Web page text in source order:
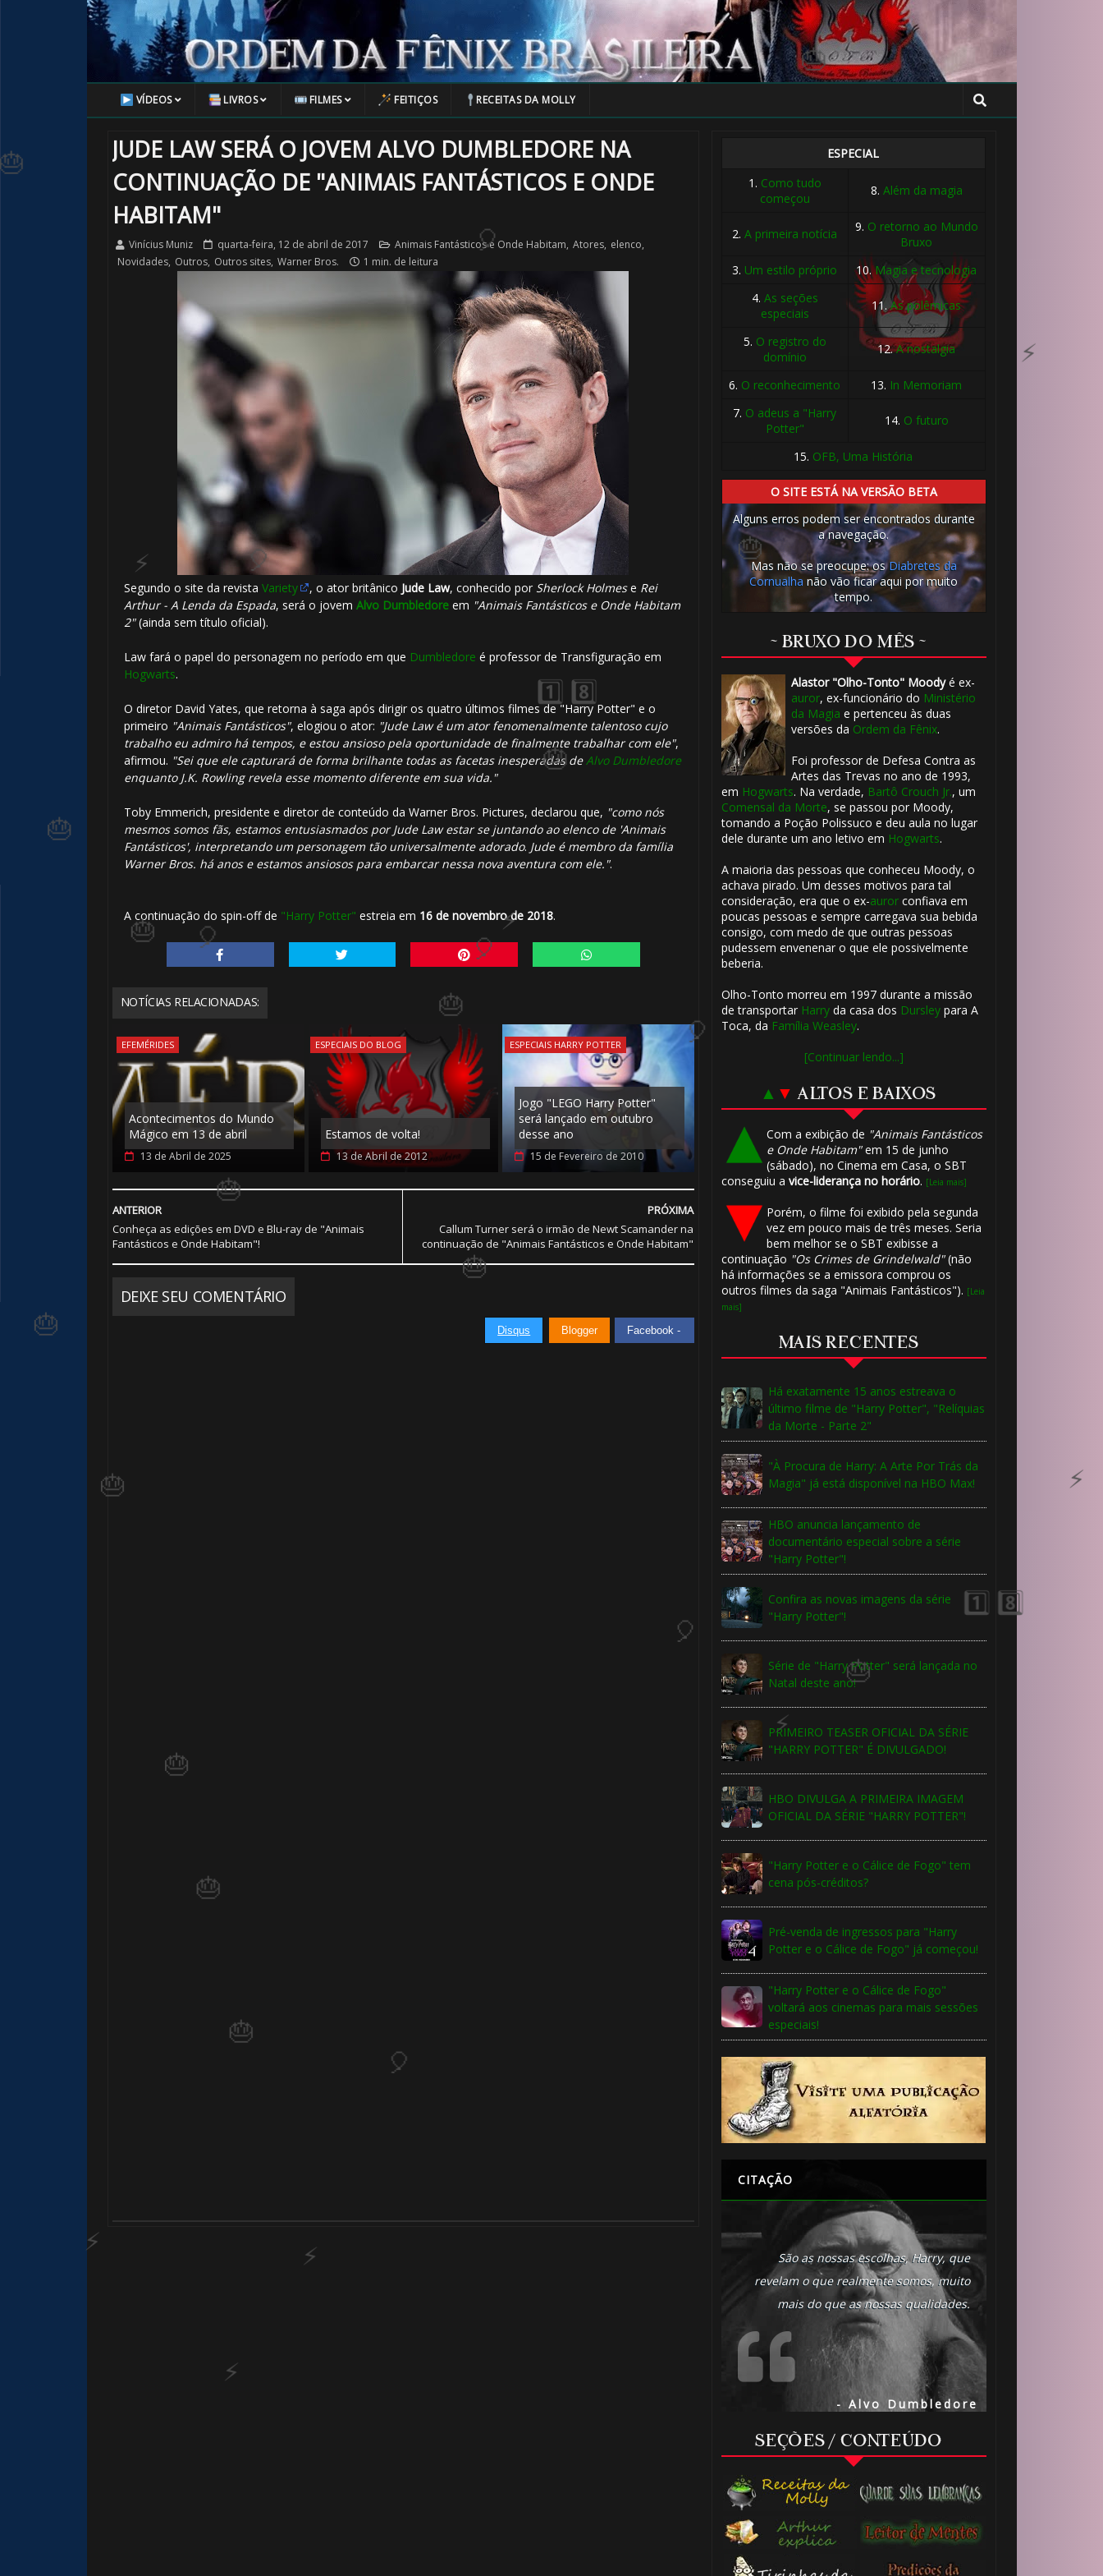
VÍDEOS LIVROS FILMES FEITIÇOS RECEITAS DA MOLLY
JUDE LAW SERÁ O JOVEM ALVO DUMBLEDORE NA
CONTINUAÇÃO DE "ANIMAIS FANTÁSTICOS E ONDE
HABITAM"
Vinícius Muniz quarta-feira, 12 de abril de 2017 Animais Fantásticos e Onde Habitam, Atores, elenco,
Novidades, Outros, Outros sites, Warner Bros. 1 min. de leitura
Segundo o site da revista Variety , o ator britânico Jude Law, conhecido por Sherlock Holmese Rei
Arthur - A Lenda da Espada, será o jovem Alvo Dumbledoreem "Animais Fantásticos e Onde Habitam
2"(ainda sem título oficial).
Law fará o papel do personagem no período em que Dumbledore é professor de Transfiguração em
Hogwarts.
O diretor David Yates, que retorna à saga após dirigir os quatro últimos filmes de "Harry Potter" e o
primeiro "Animais Fantásticos", elogiou o ator: "Jude Law é um ator fenomenalmente talentoso cujo
trabalho eu admiro há tempos, e estou ansioso pela oportunidade de finalmente trabalhar com ele",
afirmou. "Sei que ele capturará de forma brilhante todas as facetas inesperadas deAlvo Dumbledore
enquanto J.K. Rowling revela esse momento diferente em sua vida."
Toby Emmerich, presidente e diretor de conteúdo da Warner Bros. Pictures, declarou que, "como nós
mesmos somos fãs, estamos entusiasmados por Jude Law estar se juntando ao elenco de 'Animais
Fantásticos', interpretando um personagem tão universalmente adorado. Jude é membro da família
Warner Bros. há anos e estamos ansiosos para embarcar nessa nova aventura com ele.".
A continuação do spin-off de "Harry Potter" estreia em 16 de novembro de 2018.
NOTÍCIAS RELACIONADAS:
EFEMÉRIDES
Acontecimentos do Mundo
Mágico em 13 de abril
13 de Abril de 2025
ESPECIAIS DO BLOG
Estamos de volta!
13 de Abril de 2012
ESPECIAIS HARRY POTTER
Jogo "LEGO Harry Potter"
será lançado em outubro
desse ano
15 de Fevereiro de 2010
PRÓXIMA
Callum Turner será o irmão de Newt Scamander na
continuação de "Animais Fantásticos e Onde Habitam"
ANTERIOR
Conheça as edições em DVD e Blu-ray de "Animais
Fantásticos e Onde Habitam"!
DEIXE SEU COMENTÁRIO
Disqus Blogger Facebook -
ESPECIAL
1. Como tudo
começou
8. Além da magia
2.A primeira notícia 9. O retorno ao Mundo
Bruxo
3. Um estilo próprio 10.Magia e tecnologia
4. As seções
especiais
11.As polêmicas
5. O registro do
domínio
12.A nostalgia
6. O reconhecimento 13. In Memoriam
7. O adeus a "Harry
Potter"
14. O futuro
15. OFB, Uma História
O SITE ESTÁ NA VERSÃO BETA
Alguns erros podem ser encontrados durante
a navegação.
Mas não se preocupe: osDiabretes da
Cornualha não vão ficar aqui por muito
tempo.
~ BRUXO DO MÊS ~
Alastor "Olho-Tonto" Moodyé ex-
auror, ex-funcionário do Ministério
da Magia e pertenceu às duas
versões da Ordem da Fênix.
Foi professor de Defesa Contra as
Artes das Trevas no ano de 1993,
em Hogwarts. Na verdade, Bartô Crouch Jr., um
Comensal da Morte, se passou por Moody,
tomando a Poção Polissuco e deu aula no lugar
dele durante um ano letivo em Hogwarts.
A maioria das pessoas que conheceu Moody, o
achava pirado. Um desses motivos para tal
consideração, era que o ex-aurorconfiava em
poucas pessoas e sempre carregava sua bebida
consigo, com medo de que outras pessoas
pudessem envenenar o que ele possivelmente
beberia.
Olho-Tonto morreu em 1997 durante a missão
de transportar Harryda casa dos Dursleypara A
Toca, da Família Weasley.
[Continuar lendo...]
▲ ▼ ALTOS E BAIXOS
Com a exibição de "Animais Fantásticos
e Onde Habitam"em 15 de junho
(sábado), no Cinema em Casa, o SBT
conseguiu a vice-liderança no horário. [Leia mais]
Porém, o filme foi exibido pela segunda
vez em pouco mais de três meses. Seria
bem melhor se o SBT exibisse a
continuação "Os Crimes de Grindelwald"(não
há informações se a emissora comprou os
outros filmes da saga "Animais Fantásticos"). [Leia
mais]
MAIS RECENTES
Há exatamente 15 anos estreava o
último filme de "Harry Potter", "Relíquias
da Morte - Parte 2"
"À Procura de Harry: A Arte Por Trás da
Magia" já está disponível na HBO Max!
HBO anuncia lançamento de
documentário especial sobre a série
"Harry Potter"!
Confira as novas imagens da série
"Harry Potter"!
Série de "Harry Potter" será lançada no
Natal deste ano!
PRIMEIRO TEASER OFICIAL DA SÉRIE
"HARRY POTTER" É DIVULGADO!
HBO DIVULGA A PRIMEIRA IMAGEM
OFICIAL DA SÉRIE "HARRY POTTER"!
"Harry Potter e o Cálice de Fogo" tem
cena pós-créditos?
Pré-venda de ingressos para "Harry
Potter e o Cálice de Fogo" já começou!
"Harry Potter e o Cálice de Fogo"
voltará aos cinemas para mais sessões
especiais!
CITAÇÃO
São as nossas escolhas, Harry, que
revelam o que realmente somos, muito
mais do que as nossas qualidades.
- Alvo Dumbledore
SEÇÕES / CONTEÚDO
🎂
🎂
🎂
🎂
🎈
🎂
1️⃣ 8️⃣
⚡
🎂
🎂
⚡